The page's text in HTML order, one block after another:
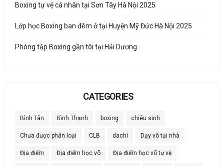
Boxing tự vệ cá nhân tại Sơn Tây Hà Nội 2025
Lớp học Boxing ban đêm ở tại Huyện Mỹ Đức Hà Nội 2025
Phòng tập Boxing gần tôi tại Hải Dương
CATEGORIES
Bình Tân Bình Thạnh boxing chiêu sinh
Chưa được phân loại CLB dachi Dạy võ tại nhà
Địa điểm Địa điểm học võ Địa điểm học võ tự vệ